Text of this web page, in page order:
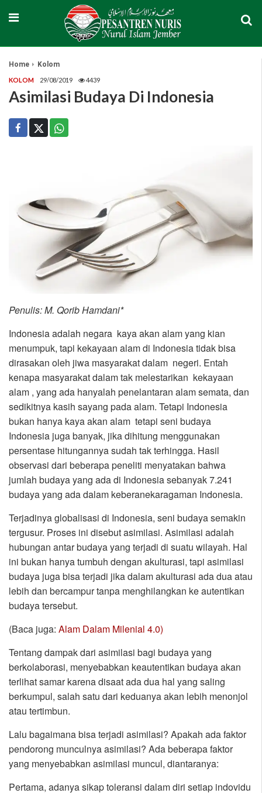
Home Kolom
KOLOM 29/08/2019 4439
Asimilasi Budaya Di Indonesia
Penulis: M. Qorib Hamdani*
Indonesia adalah negara kaya akan alam yang kian
menumpuk, tapi kekayaan alam di Indonesia tidak bisa
dirasakan oleh jiwa masyarakat dalam negeri. Entah
kenapa masyarakat dalam tak melestarikan kekayaan
alam , yang ada hanyalah penelantaran alam semata, dan
sedikitnya kasih sayang pada alam. Tetapi Indonesia
bukan hanya kaya akan alam tetapi seni budaya
Indonesia juga banyak, jika dihitung menggunakan
persentase hitungannya sudah tak terhingga. Hasil
observasi dari beberapa peneliti menyatakan bahwa
jumlah budaya yang ada di Indonesia sebanyak 7.241
budaya yang ada dalam keberanekaragaman Indonesia.
Terjadinya globalisasi di Indonesia, seni budaya semakin
tergusur. Proses ini disebut asimilasi. Asimilasi adalah
hubungan antar budaya yang terjadi di suatu wilayah. Hal
ini bukan hanya tumbuh dengan akulturasi, tapi asimilasi
budaya juga bisa terjadi jika dalam akulturasi ada dua atau
lebih dan bercampur tanpa menghilangkan ke autentikan
budaya tersebut.
(Baca juga: Alam Dalam Milenial 4.0)
Tentang dampak dari asimilasi bagi budaya yang
berkolaborasi, menyebabkan keautentikan budaya akan
terlihat samar karena disaat ada dua hal yang saling
berkumpul, salah satu dari keduanya akan lebih menonjol
atau tertimbun.
Lalu bagaimana bisa terjadi asimilasi? Apakah ada faktor
pendorong munculnya asimilasi? Ada beberapa faktor
yang menyebabkan asimilasi muncul, diantaranya:
Pertama, adanya sikap toleransi dalam diri setiap indovidu